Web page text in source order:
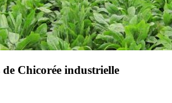
de Chicorée industrielle